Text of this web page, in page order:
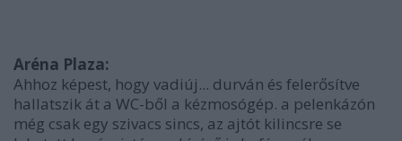
Aréna Plaza:
Ahhoz képest, hogy vadiúj... durván és felerősítve
hallatszik át a WC-ből a kézmosógép. a pelenkázón
még csak egy szivacs sincs, az ajtót kilincsre se